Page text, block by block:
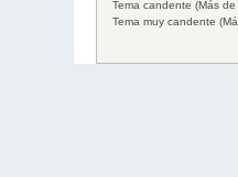
Tema candente (Más
Tema muy candente